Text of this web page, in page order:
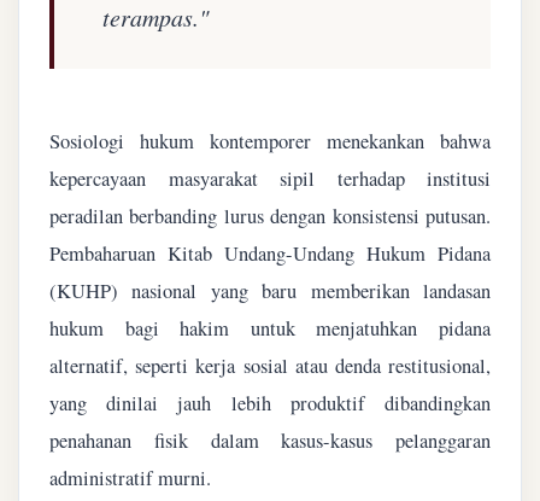
terampas."
Sosiologi hukum kontemporer menekankan bahwa
kepercayaan masyarakat sipil terhadap institusi
peradilan berbanding lurus dengan konsistensi putusan.
Pembaharuan Kitab Undang-Undang Hukum Pidana
(KUHP) nasional yang baru memberikan landasan
hukum bagi hakim untuk menjatuhkan pidana
alternatif, seperti kerja sosial atau denda restitusional,
yang dinilai jauh lebih produktif dibandingkan
penahanan fisik dalam kasus-kasus pelanggaran
administratif murni.